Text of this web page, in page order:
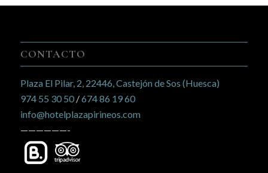
CONTACTO
Plaza El Pilar, 2, 22446, Castejón de Sos (Huesca)
974 55 30 50/674 86 19 60
info@hotelplazapirineos.com
——————-